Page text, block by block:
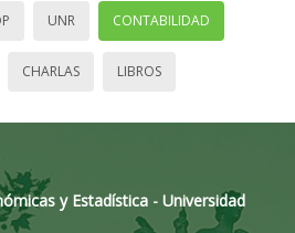
UNR CONTABILIDAD
CHARLAS LIBROS
y Estadística - Universidad